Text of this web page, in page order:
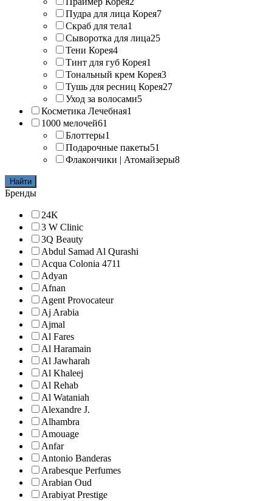
Пудра для лица Корея7
Скраб для тела1
Сыворотка для лица25
Тени Корея4
Тинт для губ Корея1
Тональный крем Корея3
Тушь для ресниц Корея27
Уход за волосами5
Косметика Лечебная1
1000 мелочей61
Блоттеры1
Подарочные пакеты51
Флакончики | Атомайзеры8
Найти
Бренды
24K
3 W Clinic
3Q Beauty
Abdul Samad Al Qurashi
Acqua Colonia 4711
Adyan
Afnan
Agent Provocateur
Aj Arabia
Ajmal
Al Fares
Al Haramain
Al Jawharah
Al Khaleej
Al Rehab
Al Wataniah
Alexandre J.
Alhambra
Amouage
Anfar
Antonio Banderas
Arabesque Perfumes
Arabian Oud
Arabiyat Prestige